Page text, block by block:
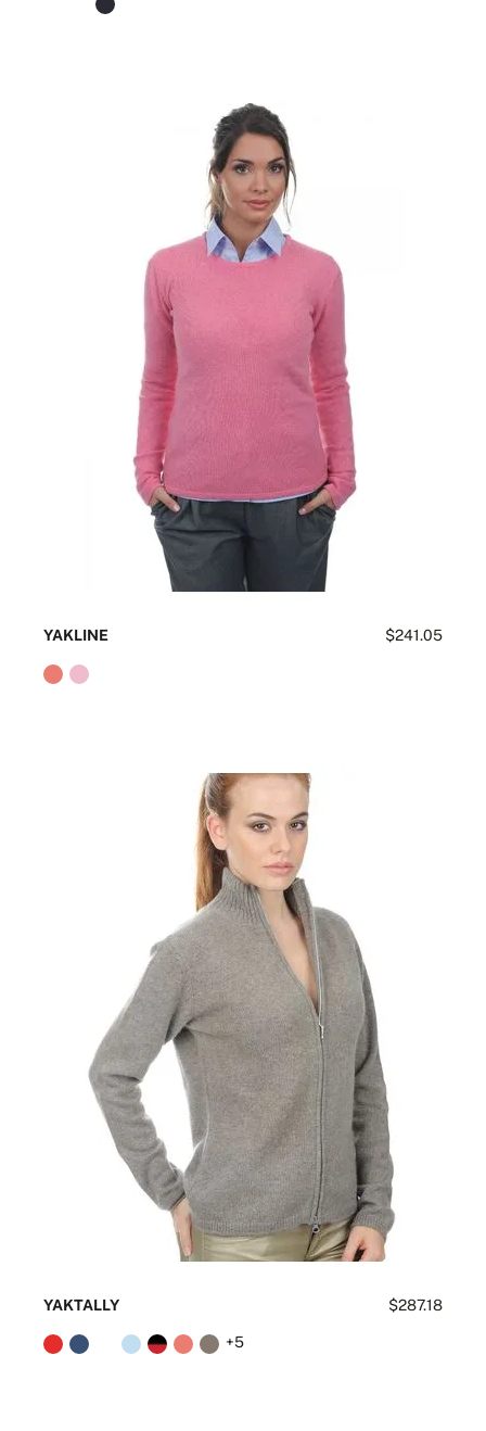
$241.05
YAKLINE
$287.18
YAKTALLY
+5